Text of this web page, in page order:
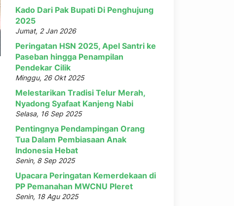
Kado Dari Pak Bupati Di Penghujung
2025
Jumat, 2 Jan 2026
Peringatan HSN 2025, Apel Santri ke
Paseban hingga Penampilan
Pendekar Cilik
Minggu, 26 Okt 2025
Melestarikan Tradisi Telur Merah,
Nyadong Syafaat Kanjeng Nabi
Selasa, 16 Sep 2025
Pentingnya Pendampingan Orang
Tua Dalam Pembiasaan Anak
Indonesia Hebat
Senin, 8 Sep 2025
Upacara Peringatan Kemerdekaan di
PP Pemanahan MWCNU Pleret
Senin, 18 Agu 2025